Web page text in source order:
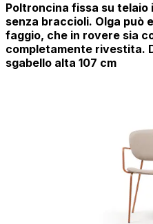
Poltroncina fissa su telaio
senza braccioli. Olga può
faggio, che in rovere sia
completamente rivestita.
sgabello alta 107 cm